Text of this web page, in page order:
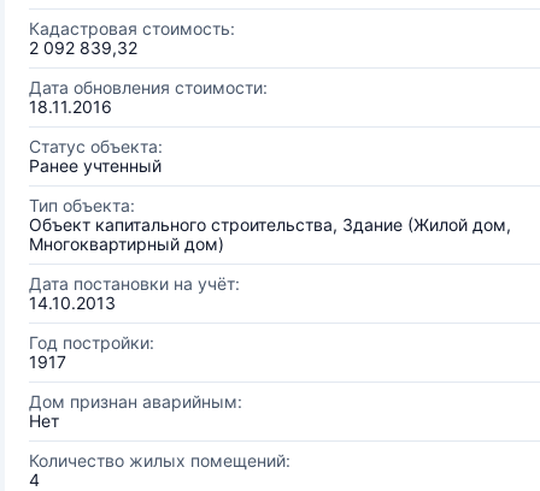
Кадастровая стоимость:
2 092 839,32
Дата обновления стоимости:
18.11.2016
Статус объекта:
Ранее учтенный
Тип объекта:
Объект капитального строительства, Здание (Жилой дом,
Многоквартирный дом)
Дата постановки на учёт:
14.10.2013
Год постройки:
1917
Дом признан аварийным:
Нет
Количество жилых помещений:
4